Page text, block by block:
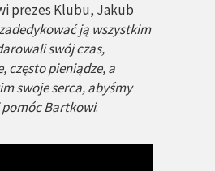
prezes Klubu, Jakub
ją wszystkim
swój czas,
często pieniądze, a
swoje serca, abyśmy
Bartkowi.